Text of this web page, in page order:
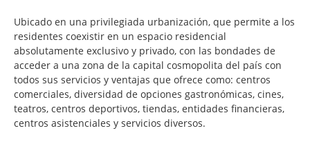
Ubicado en una privilegiada urbanización, que permite a los
residentes coexistir en un espacio residencial
absolutamente exclusivo y privado, con las bondades de
acceder a una zona de la capital cosmopolita del país con
todos sus servicios y ventajas que ofrece como: centros
comerciales, diversidad de opciones gastronómicas, cines,
teatros, centros deportivos, tiendas, entidades financieras,
centros asistenciales y servicios diversos.